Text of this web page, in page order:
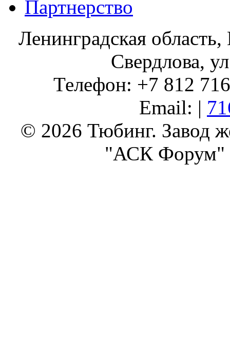
Партнерство
Ленинградская
Свердлова,
Телефон: +7 812
Email: |
© 2026 Тюбинг. Завод
"АСК Форум"